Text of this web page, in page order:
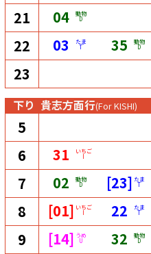
21 04 動物
D
22 03 たま
T 35 動物
D
23
下り 貴志方面行(For KISHI)
5
6
31 いちご
I
7 02 動物
D [23] たま
T
8 [01] いちご
I 22 たま
T
9 [14] うめ
U 32 動物
D